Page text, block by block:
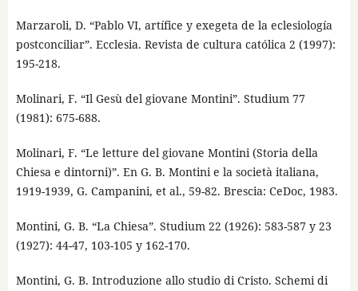
Marzaroli, D. “Pablo VI, artífice y exegeta de la eclesiología
postconciliar”. Ecclesia. Revista de cultura católica 2 (1997):
195-218.
Molinari, F. “Il Gesù del giovane Montini”. Studium 77
(1981): 675-688.
Molinari, F. “Le letture del giovane Montini (Storia della
Chiesa e dintorni)”. En G. B. Montini e la società italiana,
1919-1939, G. Campanini, et al., 59-82. Brescia: CeDoc, 1983.
Montini, G. B. “La Chiesa”. Studium 22 (1926): 583-587 y 23
(1927): 44-47, 103-105 y 162-170.
Montini, G. B. Introduzione allo studio di Cristo. Schemi di